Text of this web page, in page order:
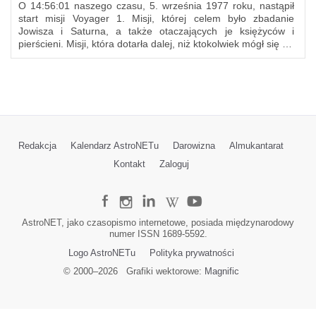
O 14:56:01 naszego czasu, 5. września 1977 roku, nastąpił
start misji Voyager 1. Misji, której celem było zbadanie
Jowisza i Saturna, a także otaczających je księżyców i
pierścieni. Misji, która dotarła dalej, niż ktokolwiek mógł się …
Redakcja Kalendarz AstroNETu Darowizna
Almukantarat
Kontakt
Zaloguj
AstroNET, jako czasopismo internetowe, posiada międzynarodowy
numer ISSN 1689-5592.
Logo AstroNETu
Polityka prywatności
© 2000–2026Grafiki wektorowe: Magnific